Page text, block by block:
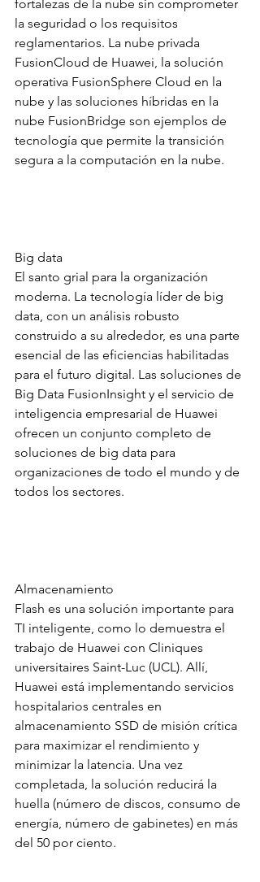
fortalezas de la nube sin comprometer
la seguridad o los requisitos
reglamentarios. La nube privada
FusionCloud de Huawei, la solución
operativa FusionSphere Cloud en la
nube y las soluciones híbridas en la
nube FusionBridge son ejemplos de
tecnología que permite la transición
segura a la computación en la nube.
Big data
El santo grial para la organización
moderna. La tecnología líder de big
data, con un análisis robusto
construido a su alrededor, es una parte
esencial de las eficiencias habilitadas
para el futuro digital. Las soluciones de
Big Data FusionInsight y el servicio de
inteligencia empresarial de Huawei
ofrecen un conjunto completo de
soluciones de big data para
organizaciones de todo el mundo y de
todos los sectores.
Almacenamiento
Flash es una solución importante para
TI inteligente, como lo demuestra el
trabajo de Huawei con Cliniques
universitaires Saint-Luc (UCL). Allí,
Huawei está implementando servicios
hospitalarios centrales en
almacenamiento SSD de misión crítica
para maximizar el rendimiento y
minimizar la latencia. Una vez
completada, la solución reducirá la
huella (número de discos, consumo de
energía, número de gabinetes) en más
del 50 por ciento.